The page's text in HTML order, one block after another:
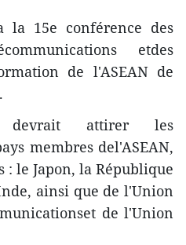
la 15e conférence des
etdes
de l'ASEAN de
devrait attirer les
membres del'ASEAN,
: le Japon, la République
ainsi que de l'Union
de l'Union